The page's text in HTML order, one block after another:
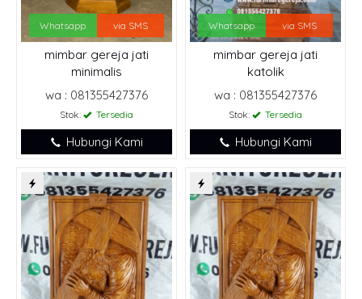
Whatsapp via SMS
mimbar gereja jati
minimalis
wa : 081355427376
Stok: Tersedia
Hubungi Kami
Whatsapp via SMS
mimbar gereja jati
katolik
wa : 081355427376
Stok: Tersedia
Hubungi Kami